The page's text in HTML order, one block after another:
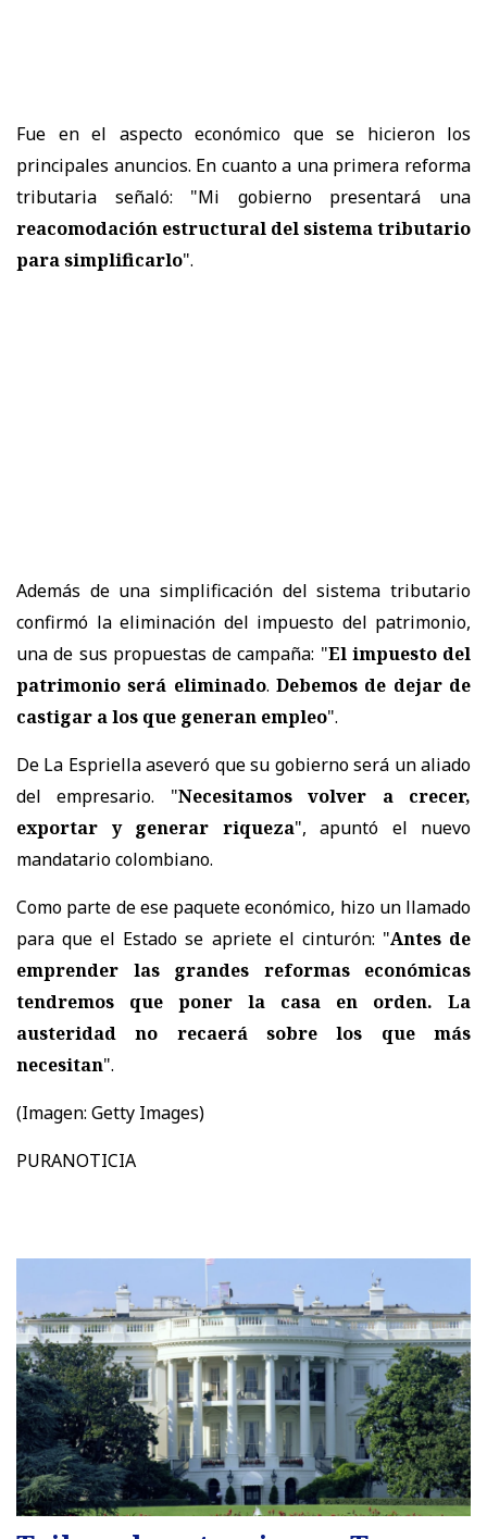
Fue en el aspecto económico que se hicieron los
principales anuncios. En cuanto a una primera reforma
tributaria señaló: "Mi gobierno presentará una
reacomodación estructural del sistema tributario
para simplificarlo".
Además de una simplificación del sistema tributario
confirmó la eliminación del impuesto del patrimonio,
una de sus propuestas de campaña: "El impuesto del
patrimonio será eliminado.Debemos de dejar de
castigar a los que generan empleo".
De La Espriella aseveró que su gobierno será un aliado
del empresario. "Necesitamos volver a crecer,
exportar y generar riqueza", apuntó el nuevo
mandatario colombiano.
Como parte de ese paquete económico, hizo un llamado
para que el Estado se apriete el cinturón: "Antes de
emprender las grandes reformas económicas
tendremos que poner la casa en orden. La
austeridad no recaerá sobre los que más
necesitan".
(Imagen: Getty Images)
PURANOTICIA